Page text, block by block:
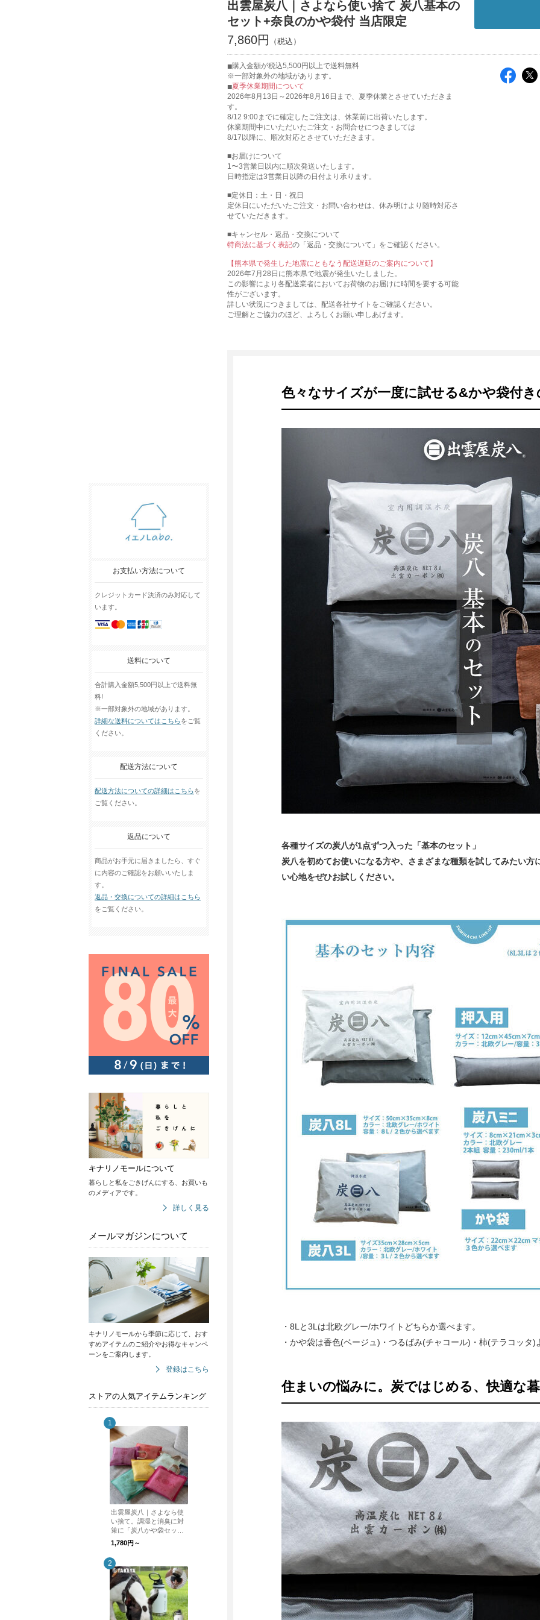
お支払い方法について
クレジットカード決済のみ対応して
います。
送料について
合計購入金額5,500円以上で送料無
料!
※一部対象外の地域があります。
詳細な送料についてはこちらをご覧
ください。
配送方法について
配送方法についての詳細はこちらを
ご覧ください。
返品について
商品がお手元に届きましたら、すぐ
に内容のご確認をお願いいたしま
す。
返品・交換についての詳細はこちら
をご覧ください。
キナリノモールについて
暮らしと私をごきげんにする、お買いも
のメディアです。
詳しく見る
メールマガジンについて
キナリノモールから季節に応じて、おす
すめアイテムのご紹介やお得なキャンペ
ーンをご案内します。
登録はこちら
ストアの人気アイテムランキング
出雲屋炭八｜さよなら使
い捨て。調湿と消臭に対
策に「炭八かや袋セッ
ト」メール便送料無料
1,780円～
出雲屋炭八｜さよなら使い捨て 炭八基本の
セット+奈良のかや袋付 当店限定
7,860円
購入金額が税込5,500円以上で送料無料
※一部対象外の地域があります。
夏季休業期間について
2026年8月13日～2026年8月16日まで、夏季休業とさせていただきま
す。
8/12 9:00までに確定したご注文は、休業前に出荷いたします。
休業期間中にいただいたご注文・お問合せにつきましては
8/17以降に、順次対応とさせていただきます。
■お届けについて
1〜3営業日以内に順次発送いたします。
日時指定は3営業日以降の日付より承ります。
■定休日：土・日・祝日
定休日にいただいたご注文・お問い合わせは、休み明けより随時対応さ
せていただきます。
■キャンセル・返品・交換について
特商法に基づく表記の「返品・交換について」をご確認ください。
【熊本県で発生した地震にともなう配送遅延のご案内について】
2026年7月28日に熊本県で地震が発生いたしました。
この影響により各配送業者においてお荷物のお届けに時間を要する可能
性がございます。
詳しい状況につきましては、配送各社サイトをご確認ください。
ご理解とご協力のほど、よろしくお願い申しあげます。
色々なサイズが一度に試せる&かや袋付
各種サイズの炭八が1点ずつ入った「基本のセット」
炭八を初めてお使いになる方や、さまざまな種類を試してみたい方
い心地をぜひお試しください。
・8Lと3Lは北欧グレー/ホワイトどちらか選べます。
・かや袋は香色(ベージュ)・つるばみ(チャコール)・柿(テラコッタ
住まいの悩みに。炭ではじめる、快適な